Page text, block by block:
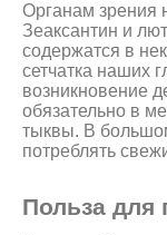
Органам зрения
Зеаксантин и
содержатся в
сетчатка наших
возникновение
обязательно в
тыквы. В
потреблять
Польза для